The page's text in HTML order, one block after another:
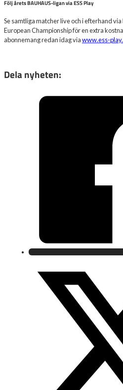
Följ årets BAUHAUS-ligan via ESS Play
Se samtliga matcher live och i efterhand
European Championship för en extra
abonnemang redan idag viawww.ess-
Dela nyheten: